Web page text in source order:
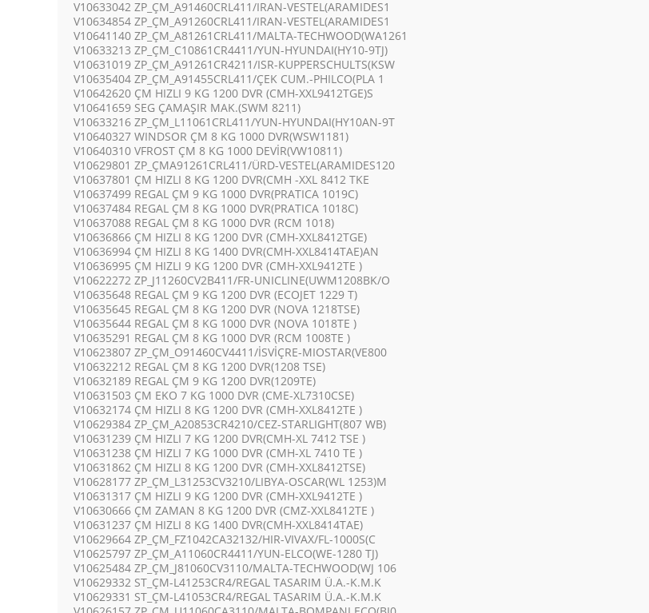
V10633042 ZP_ÇM_A91460CRL411/IRAN-VESTEL(ARAMIDES1
V10634854 ZP_ÇM_A91260CRL411/IRAN-VESTEL(ARAMIDES1
V10641140 ZP_ÇM_A81261CRL411/MALTA-TECHWOOD(WA1261
V10633213 ZP_ÇM_C10861CR4411/YUN-HYUNDAI(HY10-9TJ)
V10631019 ZP_ÇM_A91261CR4211/ISR-KUPPERSCHULTS(KSW
V10635404 ZP_ÇM_A91455CRL411/ÇEK CUM.-PHILCO(PLA 1
V10642620 ÇM HIZLI 9 KG 1200 DVR (CMH-XXL9412TGE)S
V10641659 SEG ÇAMAŞIR MAK.(SWM 8211)
V10633216 ZP_ÇM_L11061CRL411/YUN-HYUNDAI(HY10AN-9T
V10640327 WINDSOR ÇM 8 KG 1000 DVR(WSW1181)
V10640310 VFROST ÇM 8 KG 1000 DEVİR(VW10811)
V10629801 ZP_ÇMA91261CRL411/ÜRD-VESTEL(ARAMIDES120
V10637801 ÇM HIZLI 8 KG 1200 DVR(CMH -XXL 8412 TKE
V10637499 REGAL ÇM 9 KG 1000 DVR(PRATICA 1019C)
V10637484 REGAL ÇM 8 KG 1000 DVR(PRATICA 1018C)
V10637088 REGAL ÇM 8 KG 1000 DVR (RCM 1018)
V10636866 ÇM HIZLI 8 KG 1200 DVR (CMH-XXL8412TGE)
V10636994 ÇM HIZLI 8 KG 1400 DVR(CMH-XXL8414TAE)AN
V10636995 ÇM HIZLI 9 KG 1200 DVR (CMH-XXL9412TE )
V10622272 ZP_J11260CV2B411/FR-UNICLINE(UWM1208BK/O
V10635648 REGAL ÇM 9 KG 1200 DVR (ECOJET 1229 T)
V10635645 REGAL ÇM 8 KG 1200 DVR (NOVA 1218TSE)
V10635644 REGAL ÇM 8 KG 1000 DVR (NOVA 1018TE )
V10635291 REGAL ÇM 8 KG 1000 DVR (RCM 1008TE )
V10623807 ZP_ÇM_O91460CV4411/İSVİÇRE-MIOSTAR(VE800
V10632212 REGAL ÇM 8 KG 1200 DVR(1208 TSE)
V10632189 REGAL ÇM 9 KG 1200 DVR(1209TE)
V10631503 ÇM EKO 7 KG 1000 DVR (CME-XL7310CSE)
V10632174 ÇM HIZLI 8 KG 1200 DVR (CMH-XXL8412TE )
V10629384 ZP_ÇM_A20853CR4210/CEZ-STARLIGHT(807 WB)
V10631239 ÇM HIZLI 7 KG 1200 DVR(CMH-XL 7412 TSE )
V10631238 ÇM HIZLI 7 KG 1000 DVR (CMH-XL 7410 TE )
V10631862 ÇM HIZLI 8 KG 1200 DVR (CMH-XXL8412TSE)
V10628177 ZP_ÇM_L31253CV3210/LIBYA-OSCAR(WL 1253)M
V10631317 ÇM HIZLI 9 KG 1200 DVR (CMH-XXL9412TE )
V10630666 ÇM ZAMAN 8 KG 1200 DVR (CMZ-XXL8412TE )
V10631237 ÇM HIZLI 8 KG 1400 DVR(CMH-XXL8414TAE)
V10629664 ZP_ÇM_FZ1042CA32132/HIR-VIVAX/FL-1000S(C
V10625797 ZP_ÇM_A11060CR4411/YUN-ELCO(WE-1280 TJ)
V10625484 ZP_ÇM_J81060CV3110/MALTA-TECHWOOD(WJ 106
V10629332 ST_ÇM-L41253CR4/REGAL TASARIM Ü.A.-K.M.K
V10629331 ST_ÇM-L41053CR4/REGAL TASARIM Ü.A.-K.M.K